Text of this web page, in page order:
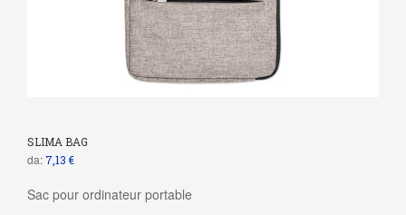
SLIMA BAG
da: 7,13 €
Sac pour ordinateur portable